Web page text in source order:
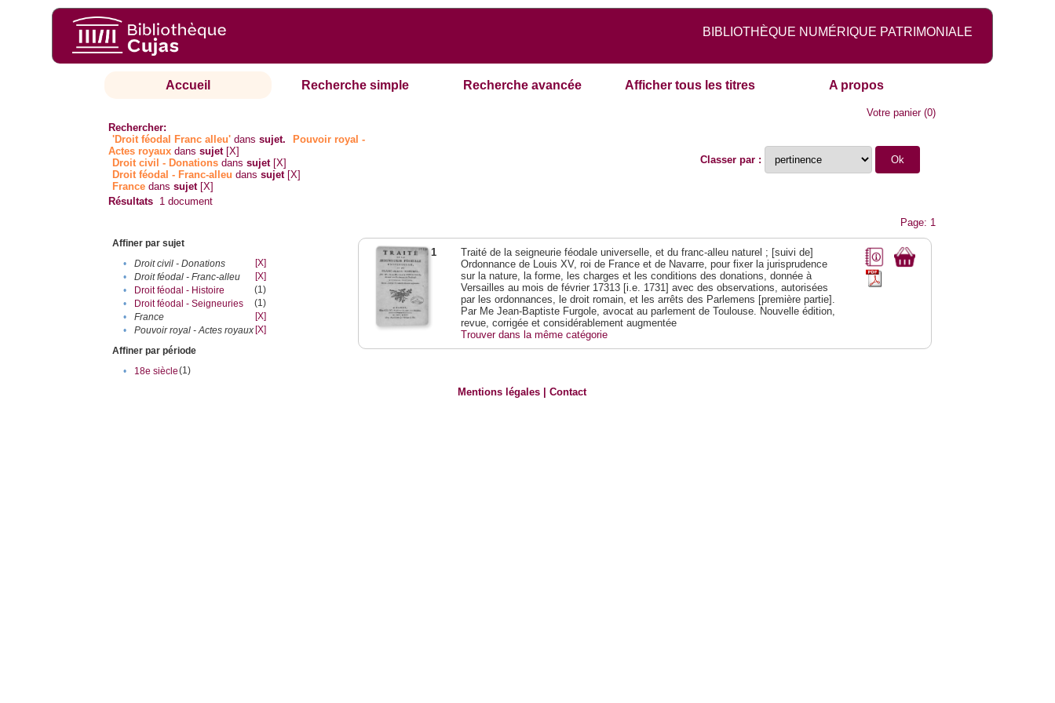
BIBLIOTHÈQUE NUMÉRIQUE PATRIMONIALE
Accueil Recherche simple Recherche avancée Afficher tous les titres A propos
Votre panier(0)
Rechercher:
'Droit féodal Franc alleu' danssujet.
Pouvoir royal -
Actes royaux danssujet [X]
Droit civil - Donations danssujet [X]
Droit féodal - Franc-alleu‎ danssujet [X]
France danssujet [X]
Classer par :
Résultats 1 document
Page: 1
Affiner par sujet
•
Droit civil - Donations
[X]
•
Droit féodal - Franc-alleu‎
[X]
•
Droit féodal - Histoire
(1)
•
Droit féodal - Seigneuries
(1)
•
France
[X]
•
Pouvoir royal - Actes royaux [X]
Affiner par période
•
18e siècle(1)
1
Traité de la seigneurie féodale universelle, et du franc-alleu naturel ; [suivi de]
Ordonnance de Louis XV, roi de France et de Navarre, pour fixer la jurisprudence
sur la nature, la forme, les charges et les conditions des donations, donnée à
Versailles au mois de février 17313 [i.e. 1731] avec des observations, autorisées
par les ordonnances, le droit romain, et les arrêts des Parlemens [première partie].
Par Me Jean-Baptiste Furgole, avocat au parlement de Toulouse. Nouvelle édition,
revue, corrigée et considérablement augmentée
Trouver dans la même catégorie
Mentions légales |Contact